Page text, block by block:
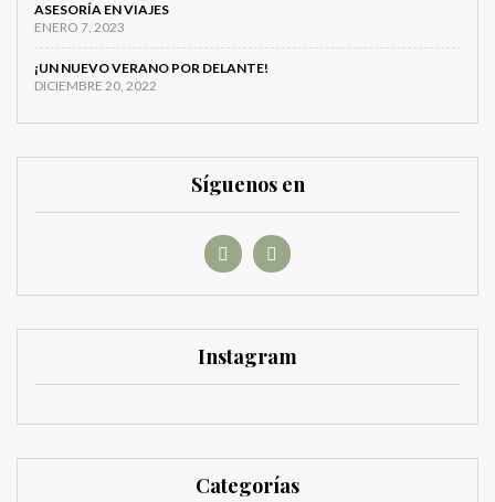
ASESORÍA EN VIAJES
ENERO 7, 2023
¡UN NUEVO VERANO POR DELANTE!
DICIEMBRE 20, 2022
Síguenos en
Instagram
Categorías